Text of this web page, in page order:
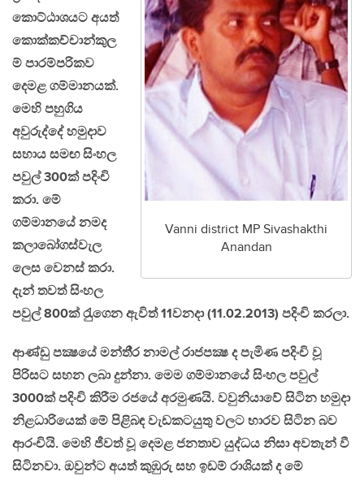
Vanni district MP Sivashakthi
Anandan
කොට්ඨාශයට අයත්
කොක්කච්චාන්කුල
ම් පාරම්පරිකව
දෙමළ ගම්මානයක්.
මෙහි පහුගිය
අවුරුද්දේ හමුදාව
සහාය සමඟ සිංහල
පවුල් 300ක් පදිංචි
කරා. මේ
ගම්මානයේ නමද
කලාබෝගස්වැල
ලෙස වෙනස් කරා.
දැන් තවත් සිංහල
පවුල් 800ක් රැුගෙන ඇවිත් 11වනදා (11.02.2013) පදිංචි කරලා.
ආණ්ඩු පක්‍ෂයේ මන්තී‍්‍ර නාමල් රාජපක්‍ෂ ද පැමිණ පදිංචි වූ
පිරිසට සහන ලබා දුන්නා. මෙම ගම්මානයේ සිංහල පවුල්
3000ක් පදිංචි කිරීම රජයේ අරමුණයි. වවුනියාවේ සිටින හමුදා
නිළධාරියෙක් මේ පිළිබඳ වැඩකටයුතු වලට භාරව සිටින බව
ආරංචියි. මෙහි ජීවත් වූ දෙමළ ජනතාව යුද්ධය නිසා අවතැන් වී
සිටිනවා. ඔවුන්ට අයත් කුඹුරු සහ ඉඩම් රාශියක් ද මේ